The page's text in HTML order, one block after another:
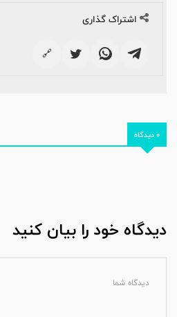
اشتراک گذاری
🔗
0 دیدگاه
دیدگاه خود را بیان کنید